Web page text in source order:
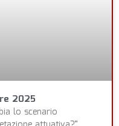
2025
lo scenario